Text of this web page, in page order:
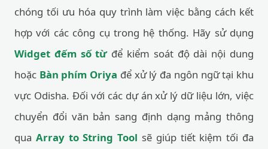
chóng tối ưu hóa quy trình làm việc bằng cách kết
hợp với các công cụ trong hệ thống. Hãy sử dụng
Widget đếm số từđể kiểm soát độ dài nội dung
hoặc Bàn phím Oriya để xử lý đa ngôn ngữ tại khu
vực Odisha. Đối với các dự án xử lý dữ liệu lớn, việc
chuyển đổi văn bản sang định dạng mảng thông
qua Array to String Tool sẽ giúp tiết kiệm tối đa